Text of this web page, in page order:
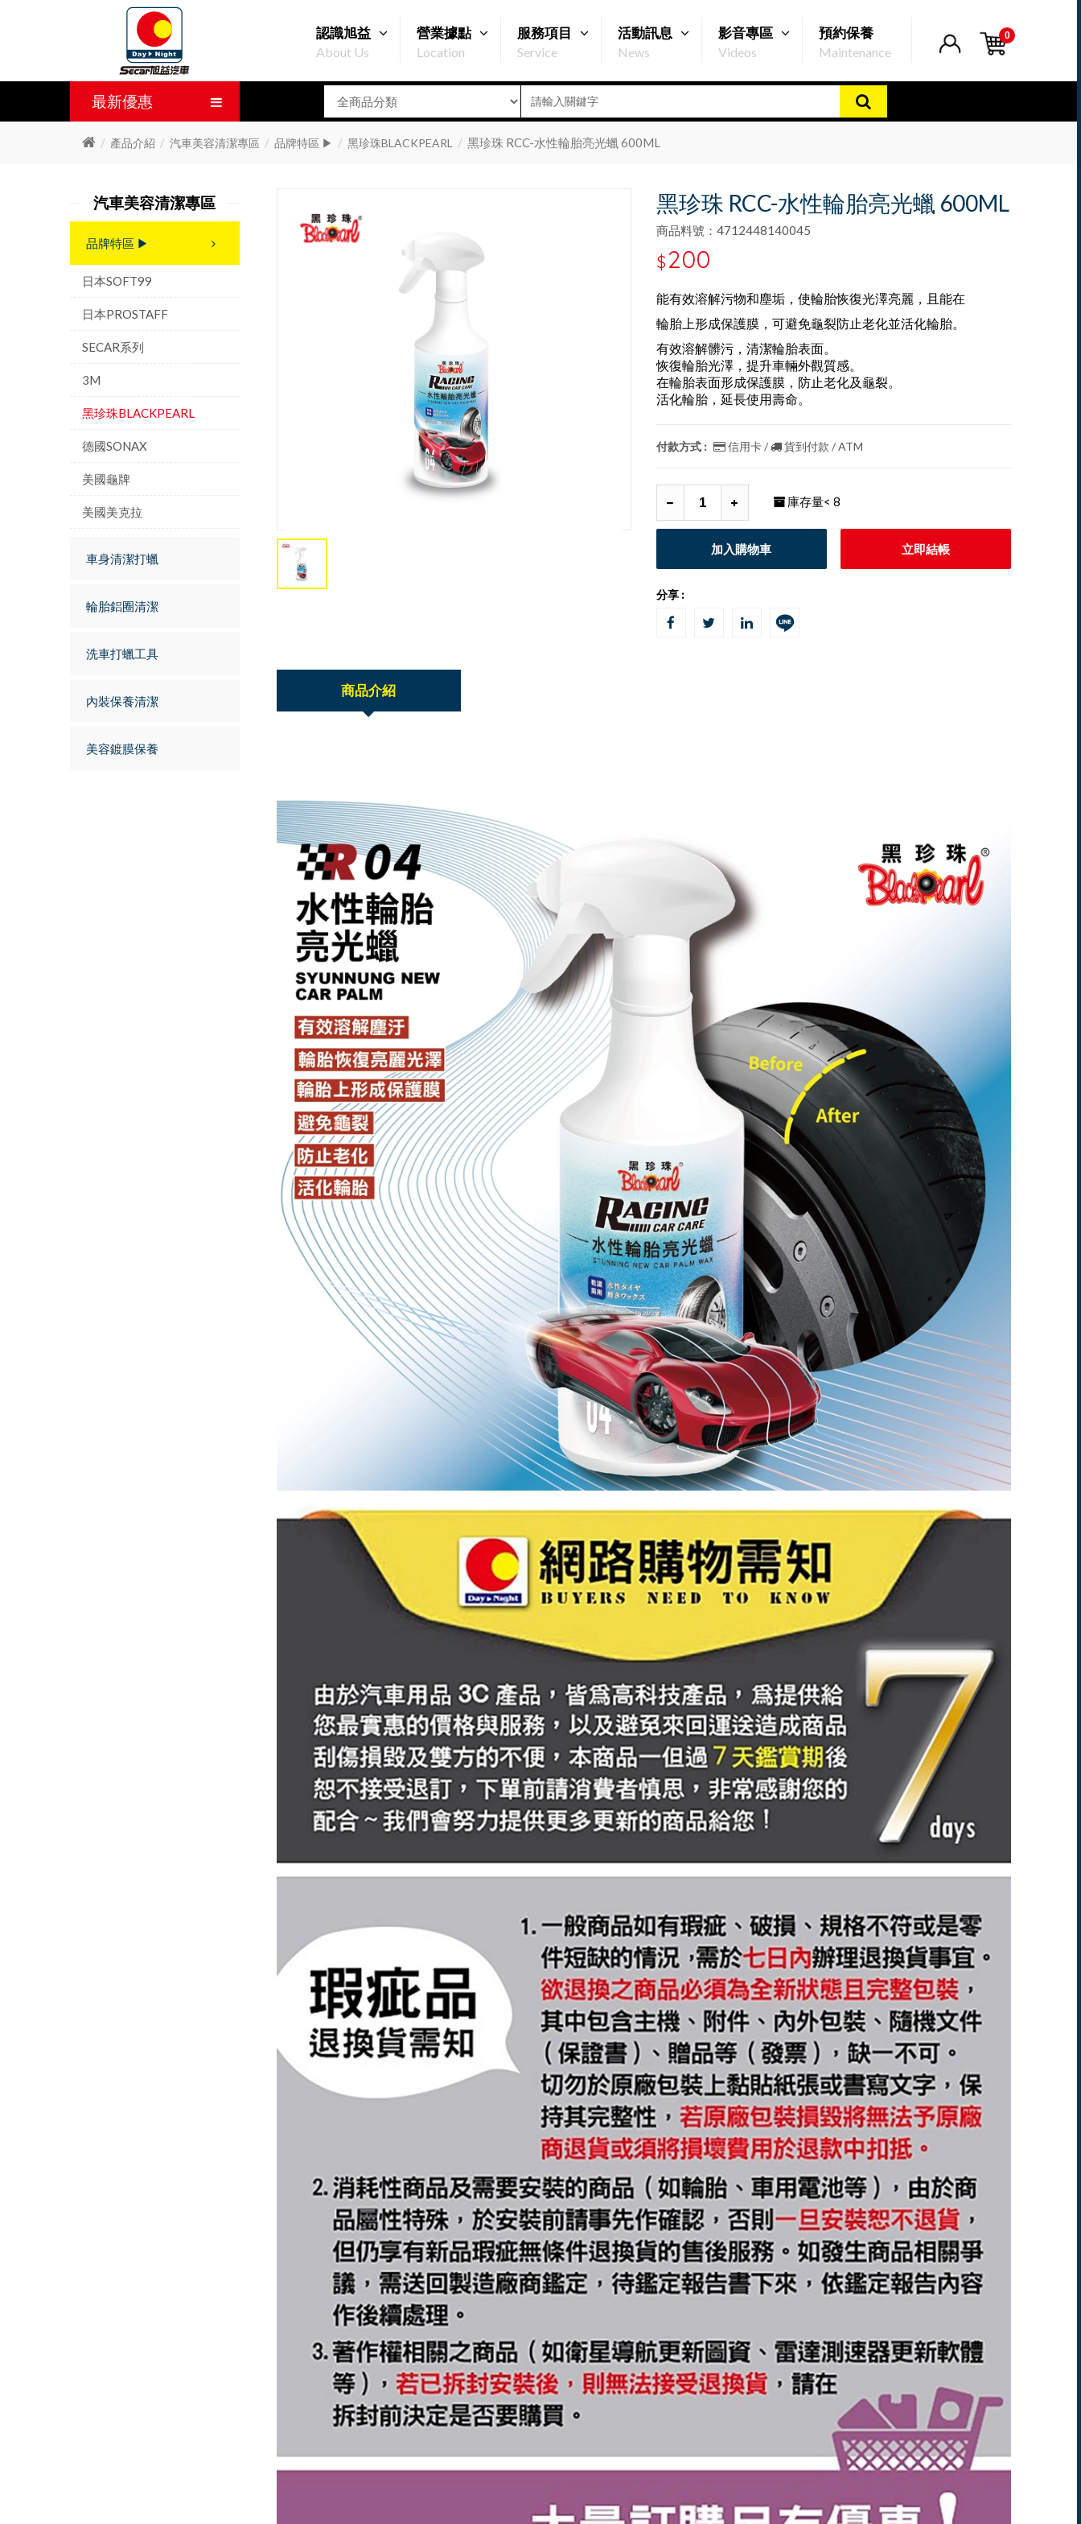
0
認識旭益
About Us
營業據點
Location
服務項目
Service
活動訊息
News
影音專區
Videos
預約保養
Maintenance
最新優惠
產品介紹 汽車美容清潔專區 品牌特區 ▶ 黑珍珠BLACKPEARL 黑珍珠 RCC-水性輪胎亮光蠟 600ML
黑珍珠 RCC-水性輪胎亮光蠟 600ML
商品料號：4712448140045
$200
能有效溶解污物和塵垢，使輪胎恢復光澤亮麗，且能在
輪胎上形成保護膜，可避免龜裂防止老化並活化輪胎。
有效溶解髒污，清潔輪胎表面。
恢復輪胎光澤，提升車輛外觀質感。
在輪胎表面形成保護膜，防止老化及龜裂。
活化輪胎，延長使用壽命。
付款方式 : 信用卡 / 貨到付款 / ATM
庫存量< 8
加入購物車 立即結帳
分享 :
商品介紹
汽車美容清潔專區
品牌特區 ▶
日本SOFT99
日本PROSTAFF
SECAR系列
3M
黑珍珠BLACKPEARL
德國SONAX
美國龜牌
美國美克拉
車身清潔打蠟
輪胎鋁圈清潔
洗車打蠟工具
內裝保養清潔
美容鍍膜保養